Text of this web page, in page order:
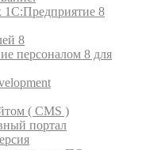
1С:Предприятие 8
8
персоналом 8 для
( CMS )
портал